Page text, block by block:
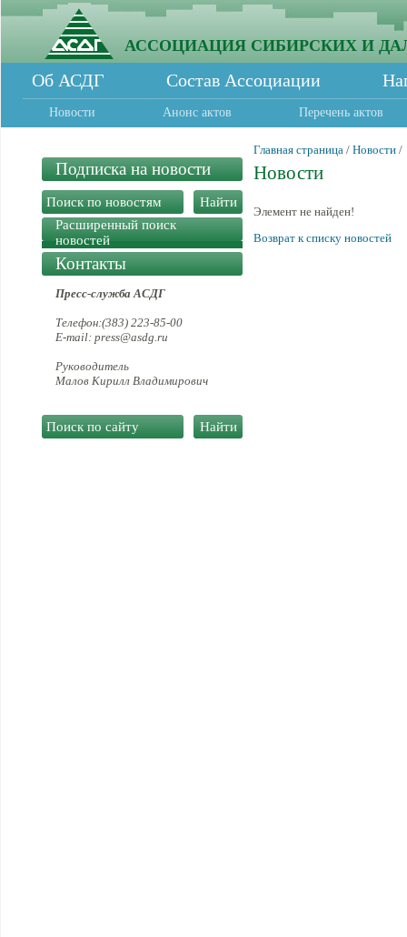
АССОЦИАЦИЯ СИБИРСКИХ И
Об АСДГ Состав Ассоциации
Новости Анонс актов Перечень актов
Подписка на новости
Расширенный поиск
новостей
Контакты
Пресс-служба АСДГ
Телефон:(383) 223-85-00
E-mail: press@asdg.ru
Руководитель
Малов Кирилл Владимирович
Главная страница / Новости /
Новости
Элемент не найден!
Возврат к списку новостей